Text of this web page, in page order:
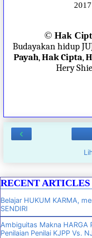
© Hak
Budayakan hidup
Payah,Hak Cipta,
Hery
‹
RECENT ARTICLES
Belajar HUKUM KARMA,
SENDIRI
Ambiguitas Makna HARGA
Penilaian Penilai KJPP Vs.